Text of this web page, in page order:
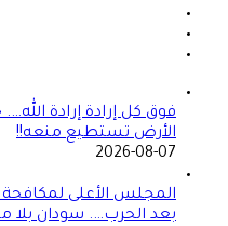
فوق كل إرادة إرادة
الأرض تستطيع منعه!!
2026-08-07
المجلس الأعلى
بعد الحرب…. سودان بلا